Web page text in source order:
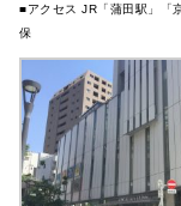
■アクセス JR「蒲田駅」「
保